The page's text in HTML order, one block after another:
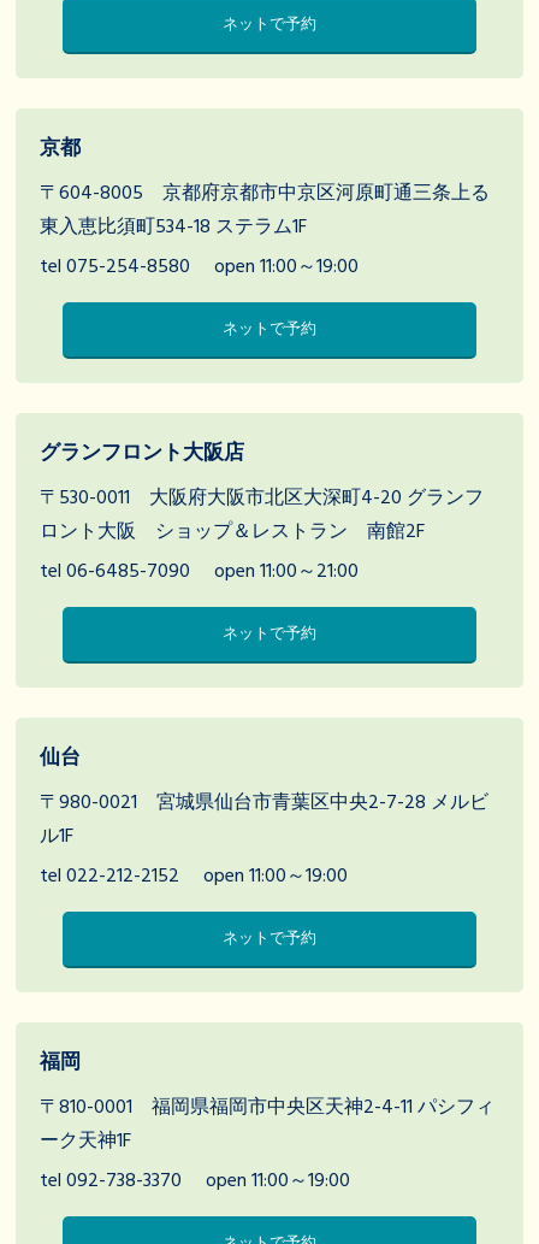
ネットで予約
京都
〒604-8005 京都府京都市中京区河原町通三条上る
東入恵比須町534-18 ステラム1F
tel 075-254-8580
open 11:00～19:00
ネットで予約
グランフロント大阪店
〒530-0011 大阪府大阪市北区大深町4-20 グランフ
ロント大阪 ショップ＆レストラン 南館2F
tel 06-6485-7090
open 11:00～21:00
ネットで予約
仙台
〒980-0021 宮城県仙台市青葉区中央2-7-28 メルビ
ル1F
tel 022-212-2152
open 11:00～19:00
ネットで予約
福岡
〒810-0001 福岡県福岡市中央区天神2-4-11 パシフィ
ーク天神1F
tel 092-738-3370
open 11:00～19:00